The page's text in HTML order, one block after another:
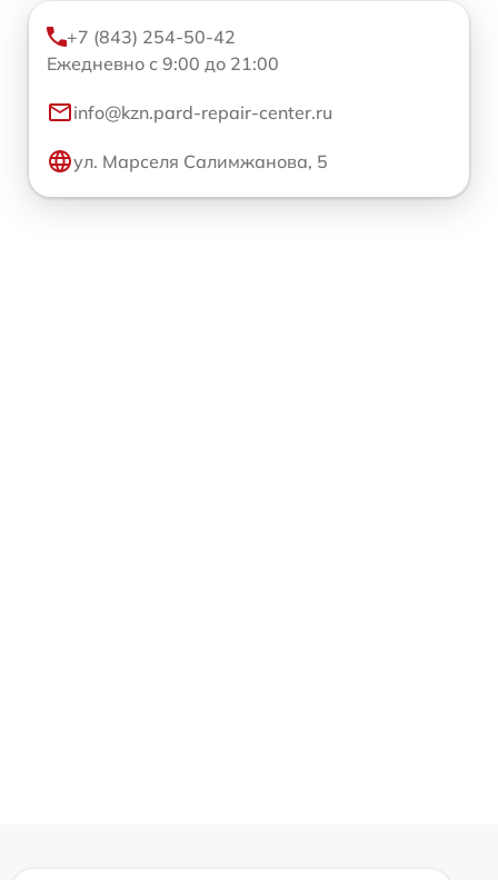
+7 (843) 254-50-42
Ежедневно с 9:00 до 21:00
info@kzn.pard-repair-center.ru
ул. Марселя Салимжанова, 5